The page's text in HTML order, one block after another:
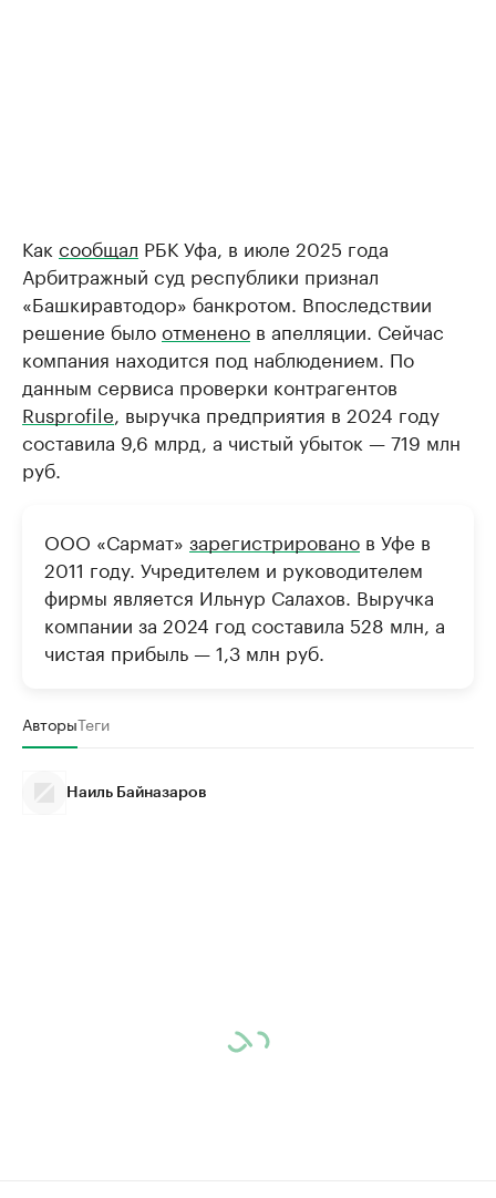
Как сообщал РБК Уфа, в июле 2025 года
Арбитражный суд республики признал
«Башкиравтодор» банкротом. Впоследствии
решение былоотменено в апелляции. Сейчас
компания находится под наблюдением. По
данным сервиса проверки контрагентов
Rusprofile, выручка предприятия в 2024 году
составила 9,6 млрд, а чистый убыток — 719 млн
руб.
ООО «Сармат» зарегистрировано в Уфе в
2011 году. Учредителем и руководителем
фирмы является Ильнур Салахов. Выручка
компании за 2024 год составила 528 млн, а
чистая прибыль — 1,3 млн руб.
АвторыТеги
Наиль Байназаров